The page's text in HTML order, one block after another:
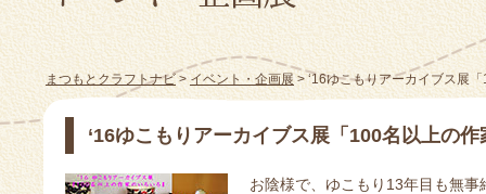
まつもとクラフトナビ>イベント・企画展> ‘16ゆこもりアーカイブス展
‘16ゆこもりアーカイブス展「100名以上の
お陰様で、ゆこもり13年目も無